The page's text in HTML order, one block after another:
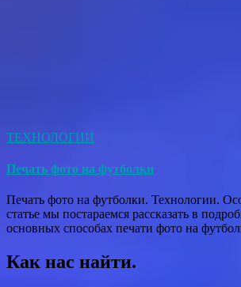
ТЕХНОЛОГИИ
Печать фото на футболки
Печать фото на футболки. Технологии.
статье мы постараемся рассказать в
основных способах печати фото на
Как нас найти.